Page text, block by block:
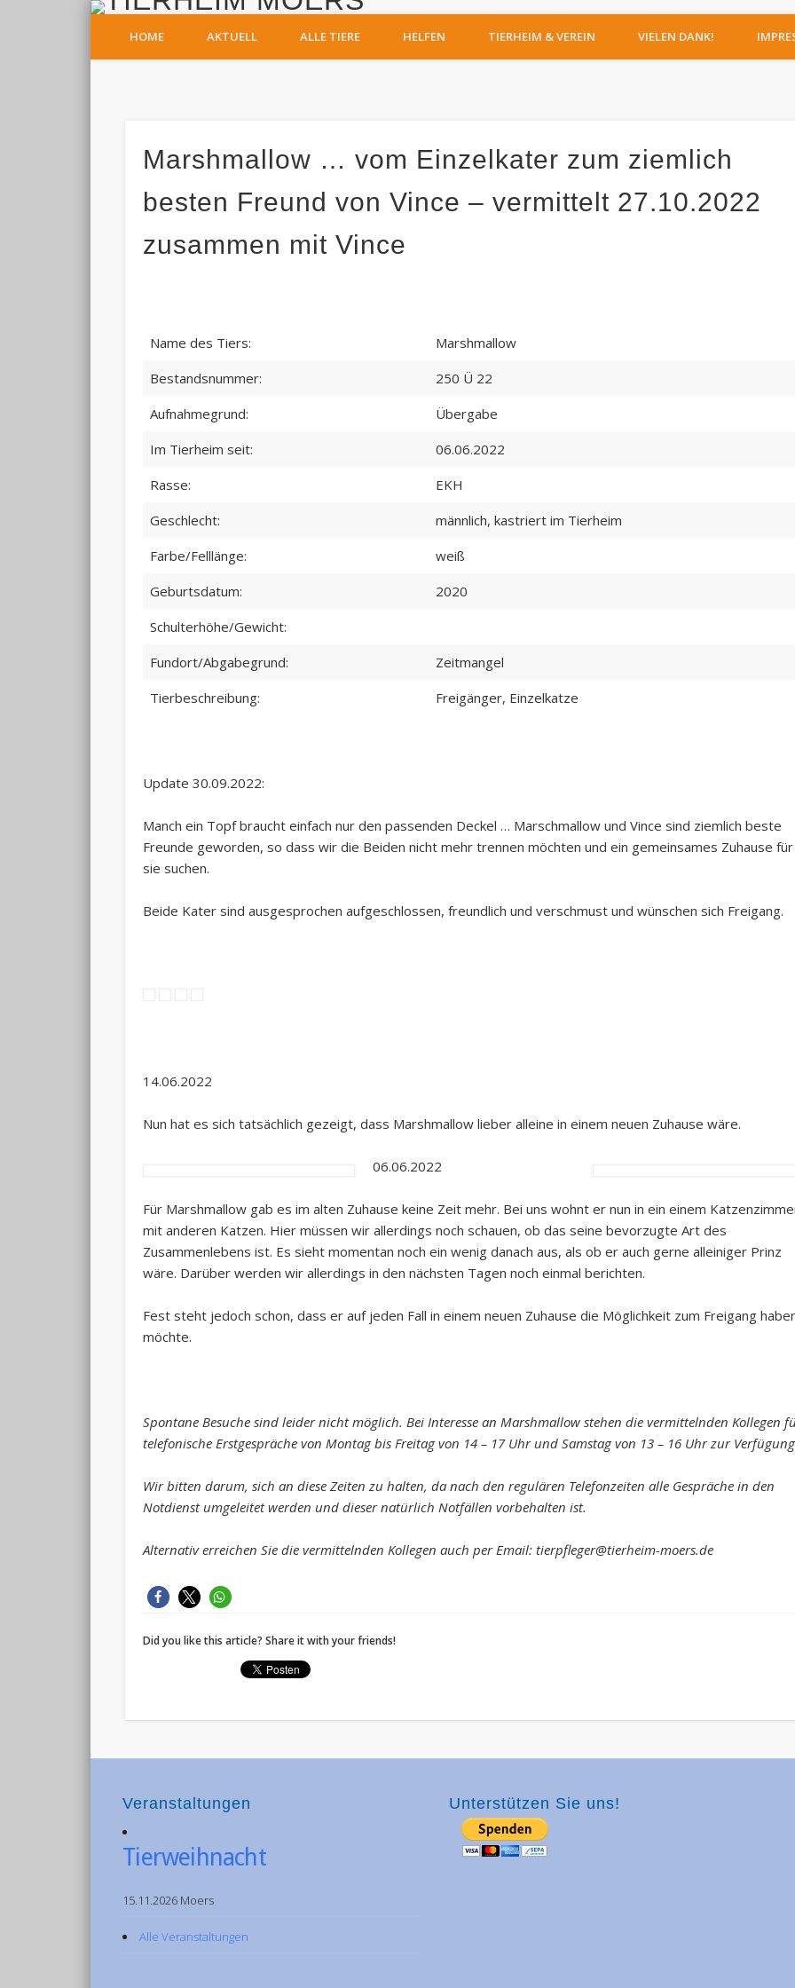
HOME AKTUELL ALLE TIERE HELFEN TIERHEIM & VEREIN VIELEN DANK!
Marshmallow … vom Einzelkater zum ziemlich
besten Freund von Vince – vermittelt 27.10.2022
zusammen mit Vince
Name des Tiers:
Marshmallow
Bestandsnummer:
250 Ü 22
Aufnahmegrund:
Übergabe
Im Tierheim seit:
06.06.2022
Rasse:
EKH
Geschlecht:
männlich, kastriert im Tierheim
Farbe/Felllänge:
weiß
Geburtsdatum:
2020
Schulterhöhe/Gewicht:
Fundort/Abgabegrund:
Zeitmangel
Tierbeschreibung:
Freigänger, Einzelkatze
Update 30.09.2022:
Manch ein Topf braucht einfach nur den passenden Deckel … Marschmallow und Vince sind ziemlich beste
Freunde geworden, so dass wir die Beiden nicht mehr trennen möchten und ein gemeinsames Zuhause für
sie suchen.
Beide Kater sind ausgesprochen aufgeschlossen, freundlich und verschmust und wünschen sich Freigang.
14.06.2022
Nun hat es sich tatsächlich gezeigt, dass Marshmallow lieber alleine in einem neuen Zuhause wäre.
06.06.2022
Für Marshmallow gab es im alten Zuhause keine Zeit mehr. Bei uns wohnt er nun in ein einem
mit anderen Katzen. Hier müssen wir allerdings noch schauen, ob das seine bevorzugte Art des
Zusammenlebens ist. Es sieht momentan noch ein wenig danach aus, als ob er auch gerne alleiniger Prinz
wäre. Darüber werden wir allerdings in den nächsten Tagen noch einmal berichten.
Fest steht jedoch schon, dass er auf jeden Fall in einem neuen Zuhause die Möglichkeit zum Freigang
möchte.
Spontane Besuche sind leider nicht möglich. Bei Interesse an Marshmallow stehen die vermittelnden Kollegen
telefonische Erstgespräche von Montag bis Freitag von 14 – 17 Uhr und Samstag von 13 – 16 Uhr zur
Wir bitten darum, sich an diese Zeiten zu halten, da nach den regulären Telefonzeiten alle Gespräche in den
Notdienst umgeleitet werden und dieser natürlich Notfällen vorbehalten ist.
Alternativ erreichen Sie die vermittelnden Kollegen auch per Email: tierpfleger@tierheim-moers.de
Did you like this article? Share it with your friends!
Veranstaltungen
Tierweihnacht
15.11.2026 Moers
Alle Veranstaltungen
Unterstützen Sie uns!